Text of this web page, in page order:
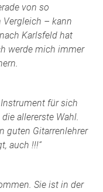
von so
– kann
Karlsfeld hat
werde mich immer
für sich
allererste Wahl.
guten Gitarrenlehrer
auch !!!“
Sie ist in der